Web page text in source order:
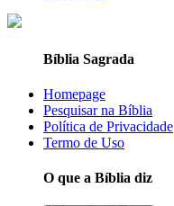
Bíblia Sagrada
Homepage
Pesquisar na Bíblia
Política de Privacidade
Termo de Uso
O que a Bíblia diz